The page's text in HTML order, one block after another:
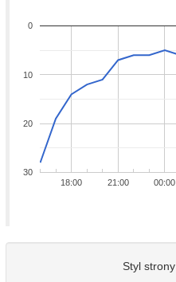
18:00 21:00 00:00
0
10
20
30
Styl strony